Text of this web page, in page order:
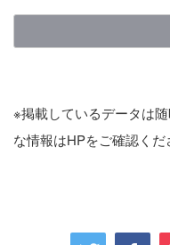
※掲載しているデータは
な情報はHPをご確認くだ